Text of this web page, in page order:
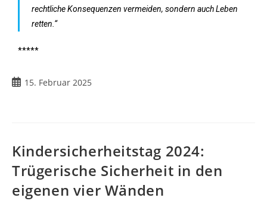
rechtliche Konsequenzen vermeiden, sondern auch Leben
retten.“
*****
15. Februar 2025
Kindersicherheitstag 2024:
Trügerische Sicherheit in den
eigenen vier Wänden